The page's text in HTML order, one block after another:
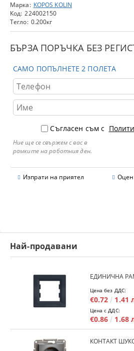
Марка: KOPOS KOLIN
Код: 224002150
Тегло: 0.200кг
БЪРЗА ПОРЪЧКА БЕЗ
САМО ПОПЪЛНЕТЕ 2 ПОЛЕТА
Съгласен съм с
Ние ще се свържем с вас в
рамките на работния ден.
Изпрати на приятел
Най-продавани
Цена без ДДС:
€0.72 1.41
Цена с ДДС:
€0.86 1.68